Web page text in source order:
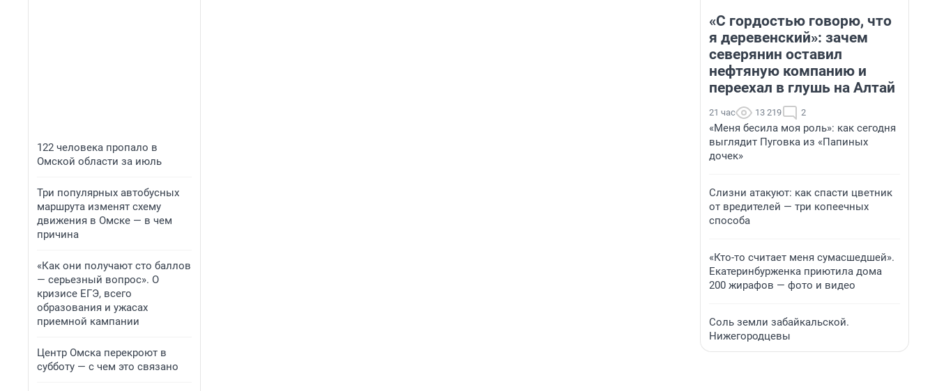
122 человека пропало в
Омской области за июль
Три популярных автобусных
маршрута изменят схему
движения в Омске — в чем
причина
«Как они получают сто баллов
— серьезный вопрос». О
кризисе ЕГЭ, всего
образования и ужасах
приемной кампании
Центр Омска перекроют в
субботу — с чем это связано
«С гордостью говорю, что
я деревенский»: зачем
северянин оставил
нефтяную компанию и
переехал в глушь на Алтай
21 час 13 219 2
«Меня бесила моя роль»: как сегодня
выглядит Пуговка из «Папиных
дочек»
Слизни атакуют: как спасти цветник
от вредителей — три копеечных
способа
«Кто-то считает меня сумасшедшей».
Екатеринбурженка приютила дома
200 жирафов — фото и видео
Соль земли забайкальской.
Нижегородцевы